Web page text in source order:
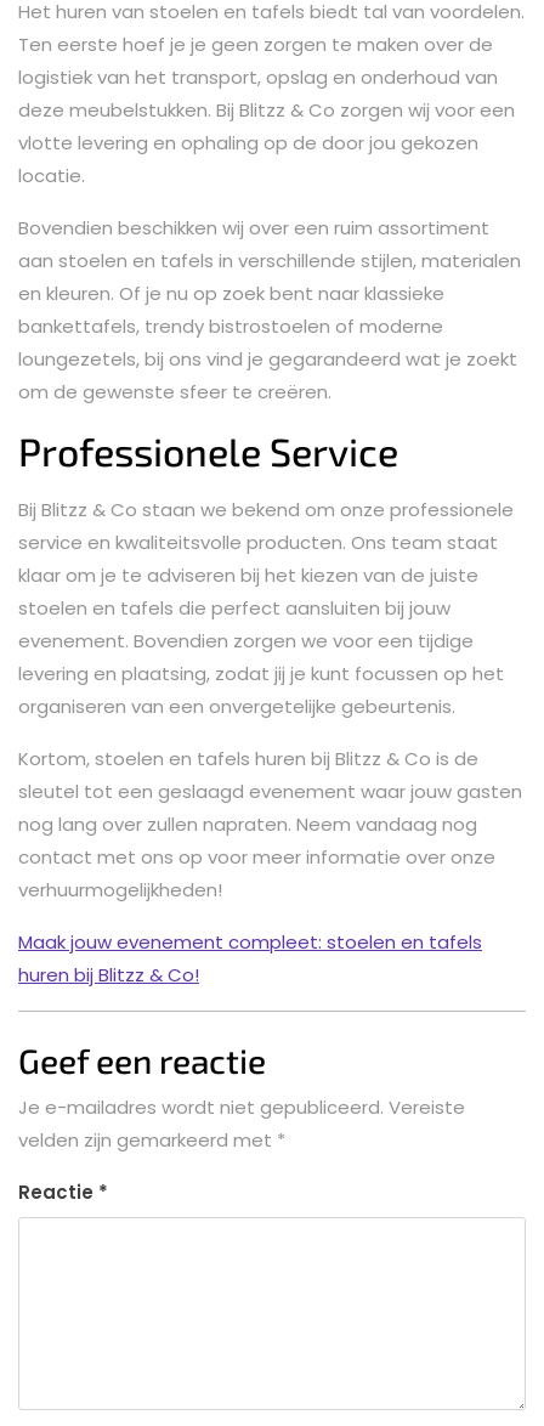
Het huren van stoelen en tafels biedt tal van voordelen.
Ten eerste hoef je je geen zorgen te maken over de
logistiek van het transport, opslag en onderhoud van
deze meubelstukken. Bij Blitzz & Co zorgen wij voor een
vlotte levering en ophaling op de door jou gekozen
locatie.
Bovendien beschikken wij over een ruim assortiment
aan stoelen en tafels in verschillende stijlen, materialen
en kleuren. Of je nu op zoek bent naar klassieke
bankettafels, trendy bistrostoelen of moderne
loungezetels, bij ons vind je gegarandeerd wat je zoekt
om de gewenste sfeer te creëren.
Professionele Service
Bij Blitzz & Co staan we bekend om onze professionele
service en kwaliteitsvolle producten. Ons team staat
klaar om je te adviseren bij het kiezen van de juiste
stoelen en tafels die perfect aansluiten bij jouw
evenement. Bovendien zorgen we voor een tijdige
levering en plaatsing, zodat jij je kunt focussen op het
organiseren van een onvergetelijke gebeurtenis.
Kortom, stoelen en tafels huren bij Blitzz & Co is de
sleutel tot een geslaagd evenement waar jouw gasten
nog lang over zullen napraten. Neem vandaag nog
contact met ons op voor meer informatie over onze
verhuurmogelijkheden!
Maak jouw evenement compleet: stoelen en tafels
huren bij Blitzz & Co!
Geef een reactie
Je e-mailadres wordt niet gepubliceerd. Vereiste
velden zijn gemarkeerd met *
Reactie *